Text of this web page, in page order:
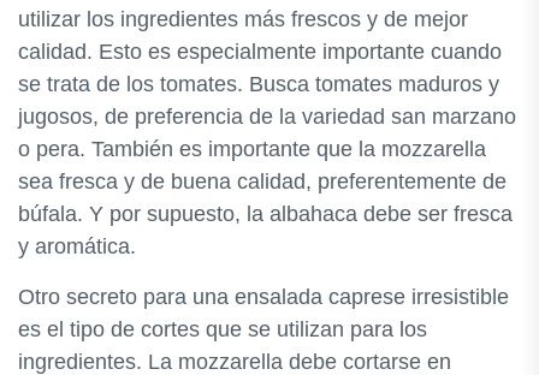
utilizar los ingredientes más frescos y de mejor
calidad. Esto es especialmente importante cuando
se trata de los tomates. Busca tomates maduros y
jugosos, de preferencia de la variedad san marzano
o pera. También es importante que la mozzarella
sea fresca y de buena calidad, preferentemente de
búfala. Y por supuesto, la albahaca debe ser fresca
y aromática.
Otro secreto para una ensalada caprese irresistible
es el tipo de cortes que se utilizan para los
ingredientes. La mozzarella debe cortarse en